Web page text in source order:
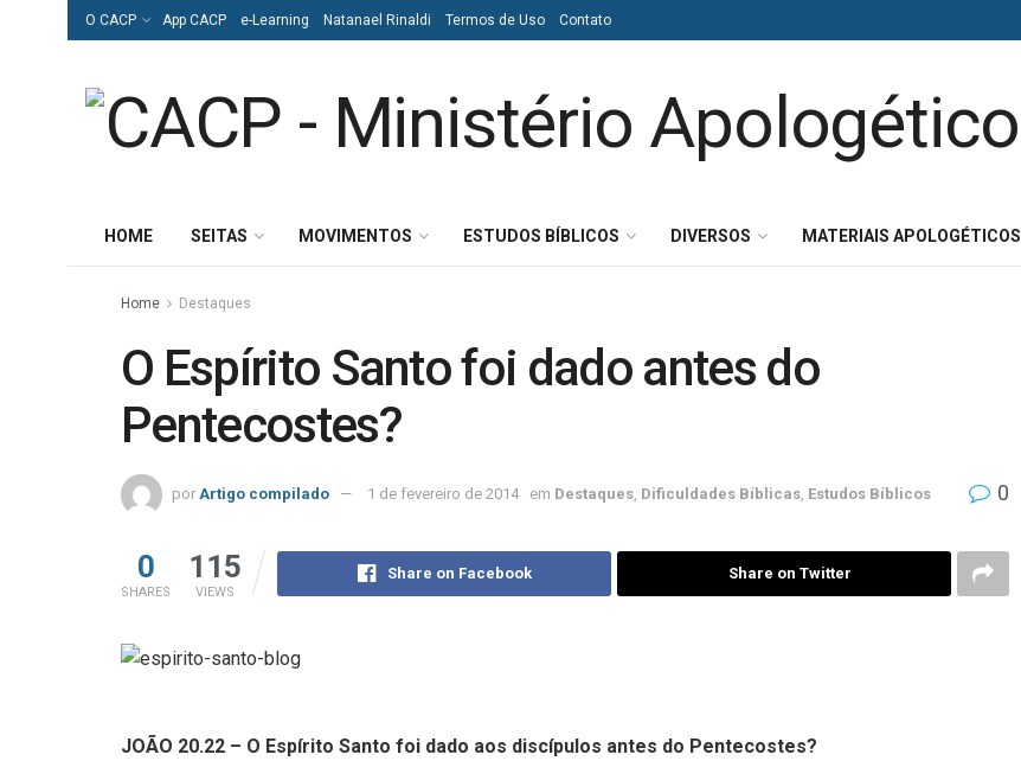
O CACP App CACP e-Learning Natanael Rinaldi Termos de Uso Contato
HOME SEITAS MOVIMENTOS ESTUDOS BÍBLICOS DIVERSOS MATERIAIS APOLOGÉTICOS
Home Destaques
O Espírito Santo foi dado antes do
Pentecostes?
por Artigo compilado 1 de fevereiro de 2014 em Destaques Dificuldades Bíblicas Estudos Bíblicos 0
0
SHARES
115
VIEWS
Share on Facebook Share on Twitter
JOÃO 20.22 – O Espírito Santo foi dado aos discípulos antes do Pentecostes?